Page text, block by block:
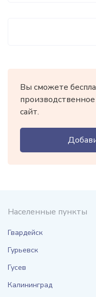
Вы сможете
сайт.
Населенные пункты
Гвардейск
Гурьевск
Гусев
Калининград